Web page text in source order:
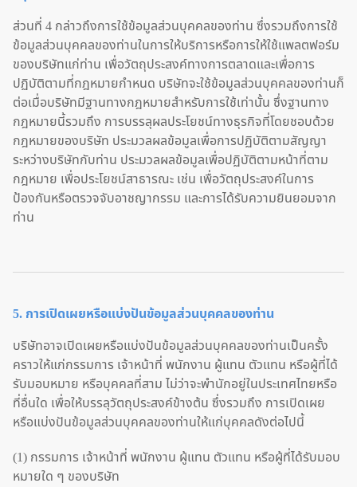
ส่วนที่ 4 กล่าวถึงการใช้ข้อมูลส่วนบุคคลของท่าน ซึ่งรวมถึงการใช้
ข้อมูลส่วนบุคคลของท่านในการให้บริการหรือการให้ใช้แพลตฟอร์ม
ของบริษัทแก่ท่าน เพื่อวัตถุประสงค์ทางการตลาดและเพื่อการ
ปฏิบัติตามที่กฎหมายกำหนด บริษัทจะใช้ข้อมูลส่วนบุคคลของท่านก็
ต่อเมื่อบริษัทมีฐานทางกฎหมายสำหรับการใช้เท่านั้น ซึ่งฐานทาง
กฎหมายนี้รวมถึง การบรรลุผลประโยชน์ทางธุรกิจที่โดยชอบด้วย
กฎหมายของบริษัท ประมวลผลข้อมูลเพื่อการปฏิบัติตามสัญญา
ระหว่างบริษัทกับท่าน ประมวลผลข้อมูลเพื่อปฏิบัติตามหน้าที่ตาม
กฎหมาย เพื่อประโยชน์สาธารณะ เช่น เพื่อวัตถุประสงค์ในการ
ป้องกันหรือตรวจจับอาชญากรรม และการได้รับความยินยอมจาก
ท่าน
5. การเปิดเผยหรือแบ่งปันข้อมูลส่วนบุคคลของท่าน
บริษัทอาจเปิดเผยหรือแบ่งปันข้อมูลส่วนบุคคลของท่านเป็นครั้ง
คราวให้แก่กรรมการ เจ้าหน้าที่ พนักงาน ผู้แทน ตัวแทน หรือผู้ที่ได้
รับมอบหมาย หรือบุคคลที่สาม ไม่ว่าจะพำนักอยู่ในประเทศไทยหรือ
ที่อื่นใด เพื่อให้บรรลุวัตถุประสงค์ข้างต้น ซึ่งรวมถึง การเปิดเผย
หรือแบ่งปันข้อมูลส่วนบุคคลของท่านให้แก่บุคคลดังต่อไปนี้
(1) กรรมการ เจ้าหน้าที่ พนักงาน ผู้แทน ตัวแทน หรือผู้ที่ได้รับมอบ
หมายใด ๆ ของบริษัท